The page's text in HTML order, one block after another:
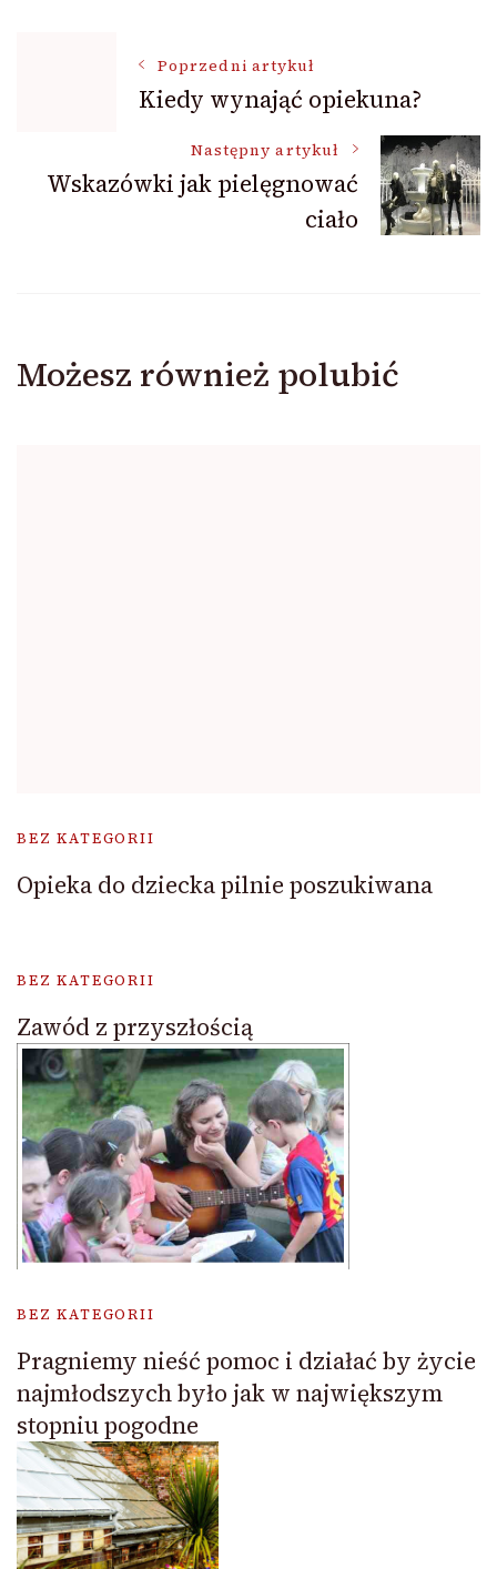
NawigacjaPoprzedni artykuł
Kiedy wynająć opiekuna?
Następny artykuł
Wskazówki jak pielęgnować
ciało
Możesz również polubić
BEZ KATEGORII
Opieka do dziecka pilnie poszukiwana
BEZ KATEGORII
Zawód z przyszłością
BEZ KATEGORII
Pragniemy nieść pomoc i działać by życie
najmłodszych było jak w największym
stopniu pogodne